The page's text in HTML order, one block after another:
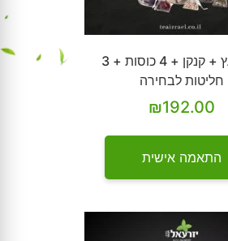
מגש עץ + קנקן + 4 כוסות + 3
חליטות לבחירה
₪192.00
התאמה אישית